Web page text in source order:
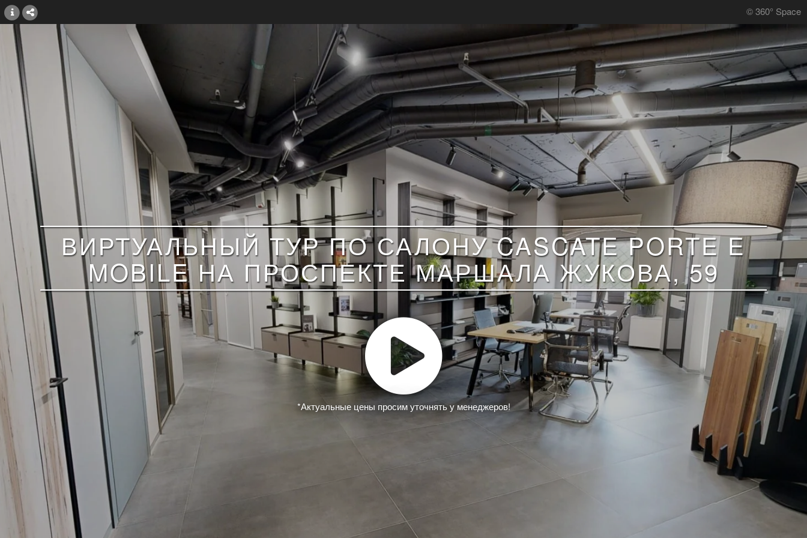
© 360° Space
ВИРТУАЛЬНЫЙ ТУР ПО САЛОНУ CASCATE PORTE E
MOBILE НА ПРОСПЕКТЕ МАРШАЛА ЖУКОВА, 59
*Актуальные цены просим уточнять у менеджеров!